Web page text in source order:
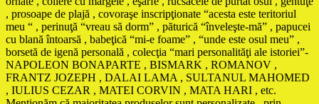
, prosoape de plajă , covoraşe inscripţionate “acesta este teritoriul
meu “ , perinuţă “vreau să dorm” , păturică “înveleşte-mă” , papucei
cu blană întoarsă , babeţică “mi-e foame” , “unde este osul meu” ,
borsetă de igenă personală , colecţia “mari personalităţi ale istoriei”-
NAPOLEON BONAPARTE , BISMARK , ROMANOV ,
FRANTZ JOZEPH , DALAI LAMA , SULTANUL MAHOMED
, IULIUS CEZAR , MATEI CORVIN , MATA HARI , etc.